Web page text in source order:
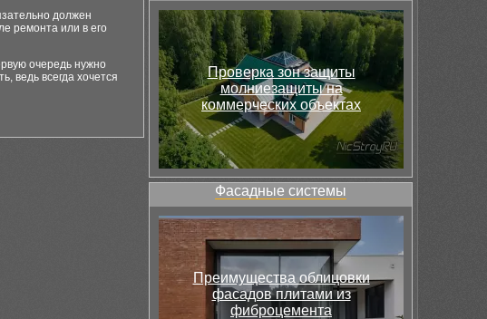
должен
ремонта или в его
очередь нужно
ведь всегда хочется
Проверка зон защиты
молниезащиты на
коммерческих объектах
Фасадные системы
Преимущества облицовки
фасадов плитами из
фиброцемента